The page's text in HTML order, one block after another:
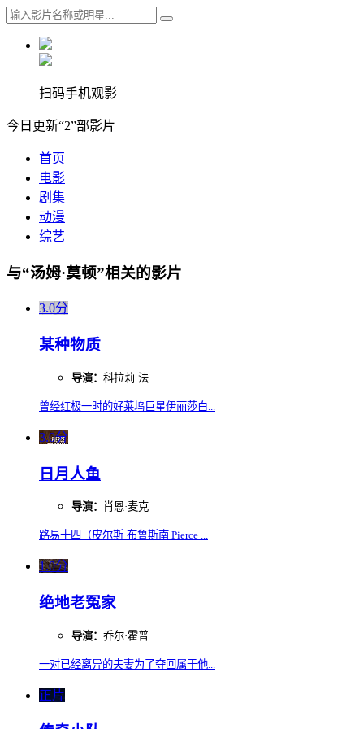
扫码手机观影
今日更新“2”部影片
首页
电影
剧集
动漫
综艺
与“汤姆·莫顿”相关的影片
3.0分
某种物质
导演： 科拉莉·法
曾经红极一时的好莱坞巨星伊丽莎白...
3.0分
日月人鱼
导演： 肖恩·麦克
路易十四（皮尔斯·布鲁斯南 Pierce ...
1.0分
绝地老冤家
导演： 乔尔·霍普
一对已经离异的夫妻为了夺回属于他...
正片